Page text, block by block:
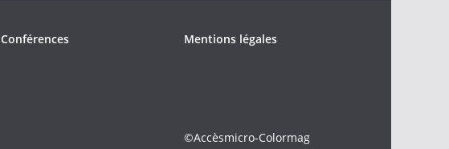
Conférences Mentions légales
©Accèsmicro-Colormag